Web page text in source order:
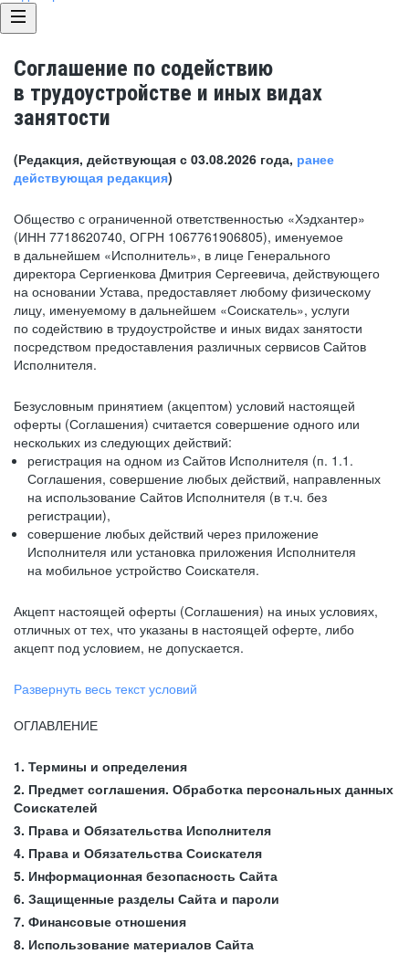
Соглашение по содействию
в трудоустройстве и иных видах
занятости
(Редакция, действующая с 03.08.2026 года, ранее
действующая редакция)
Общество с ограниченной ответственностью «Хэдхантер»
(ИНН 7718620740, ОГРН 1067761906805), именуемое
в дальнейшем «Исполнитель», в лице Генерального
директора Сергиенкова Дмитрия Сергеевича, действующего
на основании Устава, предоставляет любому физическому
лицу, именуемому в дальнейшем «Соискатель», услуги
по содействию в трудоустройстве и иных видах занятости
посредством предоставления различных сервисов Сайтов
Исполнителя.
Безусловным принятием (акцептом) условий настоящей
оферты (Соглашения) считается совершение одного или
нескольких из следующих действий:
регистрация на одном из Сайтов Исполнителя (п. 1.1.
Соглашения, совершение любых действий, направленных
на использование Сайтов Исполнителя (в т.ч. без
регистрации),
совершение любых действий через приложение
Исполнителя или установка приложения Исполнителя
на мобильное устройство Соискателя.
Акцепт настоящей оферты (Соглашения) на иных условиях,
отличных от тех, что указаны в настоящей оферте, либо
акцепт под условием, не допускается.
Развернуть весь текст условий
ОГЛАВЛЕНИЕ
1. Термины и определения
2. Предмет соглашения. Обработка персональных данных
Соискателей
3. Права и Обязательства Исполнителя
4. Права и Обязательства Соискателя
5. Информационная безопасность Сайта
6. Защищенные разделы Сайта и пароли
7. Финансовые отношения
8. Использование материалов Сайта